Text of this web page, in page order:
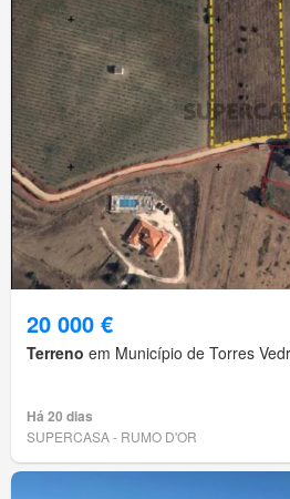
20 000 €
Terreno em Município de Torres
Há 20 dias
SUPERCASA - RUMO D'OR